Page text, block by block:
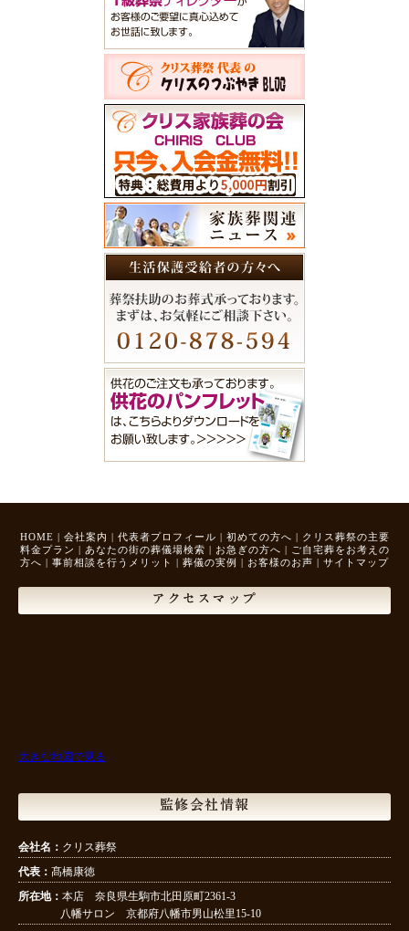
HOME | 会社案内 | 代表者プロフィール | 初めての方へ | クリス葬祭の主要
料金プラン | あなたの街の葬儀場検索 | お急ぎの方へ | ご自宅葬をお考えの
方へ | 事前相談を行うメリット | 葬儀の実例 | お客様のお声 | サイトマップ
アクセスマップ
大きな地図で見る
監修会社情報
会社名： クリス葬祭
代表： 髙橋康徳
所在地： 本店 奈良県生駒市北田原町2361-3
八幡サロン 京都府八幡市男山松里15-10